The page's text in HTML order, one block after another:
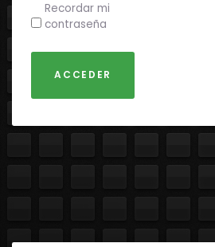
Recordar mi
contraseña
ACCEDER